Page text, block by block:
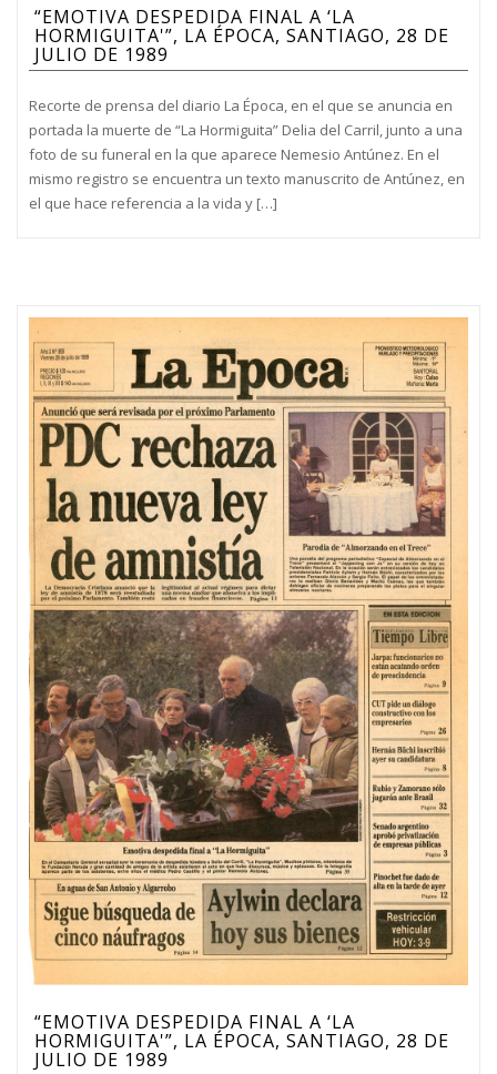
“EMOTIVA DESPEDIDA FINAL A ‘LA
HORMIGUITA'”, LA ÉPOCA, SANTIAGO, 28 DE
JULIO DE 1989
Recorte de prensa del diario La Época, en el que se anuncia en
portada la muerte de “La Hormiguita” Delia del Carril, junto a una
foto de su funeral en la que aparece Nemesio Antúnez. En el
mismo registro se encuentra un texto manuscrito de Antúnez, en
el que hace referencia a la vida y […]
“EMOTIVA DESPEDIDA FINAL A ‘LA
HORMIGUITA'”, LA ÉPOCA, SANTIAGO, 28 DE
JULIO DE 1989